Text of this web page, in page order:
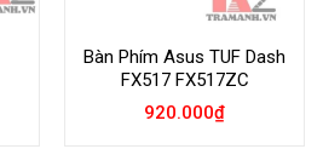
Bàn Phím Asus TUF Dash
FX517 FX517ZC
920.000₫